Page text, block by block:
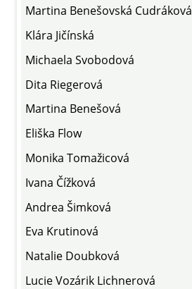
Martina Benešovská Cudráková
Klára Jičínská
Michaela Svobodová
Dita Riegerová
Martina Benešová
Eliška Flow
Monika Tomažicová
Ivana Čížková
Andrea Šimková
Eva Krutinová
Natalie Doubková
Lucie Vozárik Lichnerová